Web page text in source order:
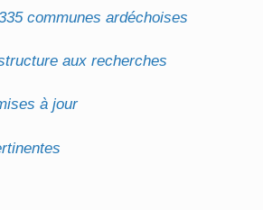
communes ardéchoises
aux recherches
à jour